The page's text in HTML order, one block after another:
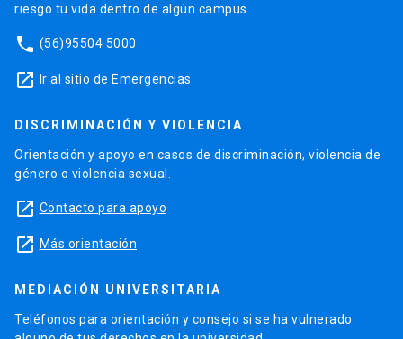
riesgo tu vida dentro de algún campus.
phone (56)95504 5000
launch Ir al sitio de Emergencias
DISCRIMINACIÓN Y VIOLENCIA
Orientación y apoyo en casos de discriminación, violencia de
género o violencia sexual.
launch Contacto para apoyo
launch Más orientación
MEDIACIÓN UNIVERSITARIA
Teléfonos para orientación y consejo si se ha vulnerado